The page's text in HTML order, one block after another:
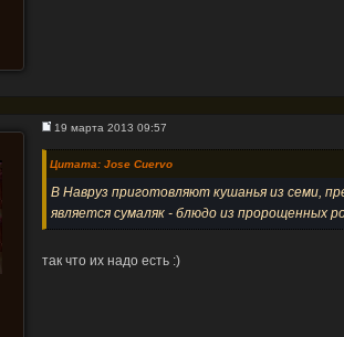
19 марта 2013 09:57
Цитата: Jose Cuervo
В Навруз приготовляют кушанья из семи,
является сумаляк - блюдо из пророщенных
так что их надо есть :)